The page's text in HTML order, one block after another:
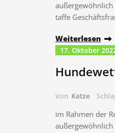
außergewöhnlich
taffe
Weiterlesen
17. Oktober
Von Katze
im Rahmen der
außergewöhnlich